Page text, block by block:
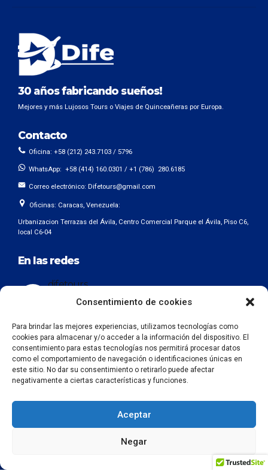
Consentimiento de cookies
Para brindar las mejores experiencias, utilizamos tecnologías como
cookies para almacenar y/o acceder a la información del dispositivo. El
consentimiento para estas tecnologías nos permitirá procesar datos
como el comportamiento de navegación o identificaciones únicas en
este sitio. No dar su consentimiento o retirarlo puede afectar
negativamente a ciertas características y funciones.
Aceptar
Negar
30 años fabricando sueños!
Mejores y más Lujosos Tours o Viajes de Quinceañeras por Europa.
Contacto
Oficina: +58 (212) 243.7103 / 5796
WhatsApp: +58 (414) 160.0301 / +1 (786) 280.6185
Correo electrónico: Difetours@gmail.com
Oficinas: Caracas, Venezuela:
Urbanizacion Terrazas del Ávila, Centro Comercial Parque el Ávila, Piso C6,
local C6-04
En las redes
difetours
Las Maldivas y Usa.
: Difetours@gmail.com
Siguenos en:
© 2020 Difetours.C.A. – Todos los derechos reservados. –
Adverweb